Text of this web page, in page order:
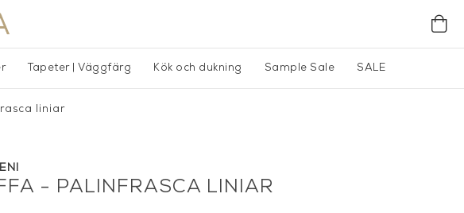
Tapeter | Väggfärg Kök och dukning Sample Sale SALE
liniar
- PALINFRASCA LINIAR